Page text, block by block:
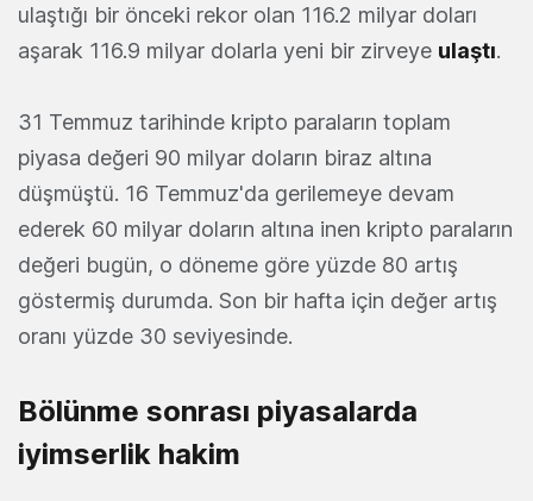
ulaştığı bir önceki rekor olan 116.2 milyar doları
aşarak 116.9 milyar dolarla yeni bir zirveye ulaştı.
31 Temmuz tarihinde kripto paraların toplam
piyasa değeri 90 milyar doların biraz altına
düşmüştü. 16 Temmuz'da gerilemeye devam
ederek 60 milyar doların altına inen kripto paraların
değeri bugün, o döneme göre yüzde 80 artış
göstermiş durumda. Son bir hafta için değer artış
oranı yüzde 30 seviyesinde.
Bölünme sonrası piyasalarda
iyimserlik hakim